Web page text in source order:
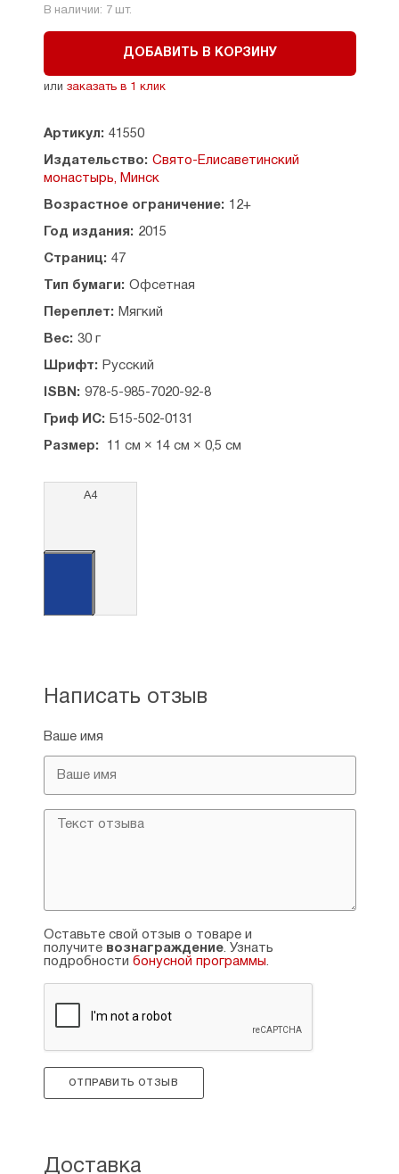
В наличии: 7шт.
ДОБАВИТЬ В КОРЗИНУ
или заказать в 1 клик
Артикул: 41550
Издательство: Свято-Елисаветинский
монастырь, Минск
Возрастное ограничение: 12+
Год издания: 2015
Страниц: 47
Тип бумаги: Офсетная
Переплет: Мягкий
Вес: 30 г
Шрифт: Русский
ISBN: 978-5-985-7020-92-8
Гриф ИС: Б15-502-0131
Размер: 11 см × 14 см × 0,5 см
А4
Написать отзыв
Ваше имя
Оставьте свой отзыв о товаре и
получите вознаграждение. Узнать
подробности бонусной программы.
ОТПРАВИТЬ ОТЗЫВ
Доставка